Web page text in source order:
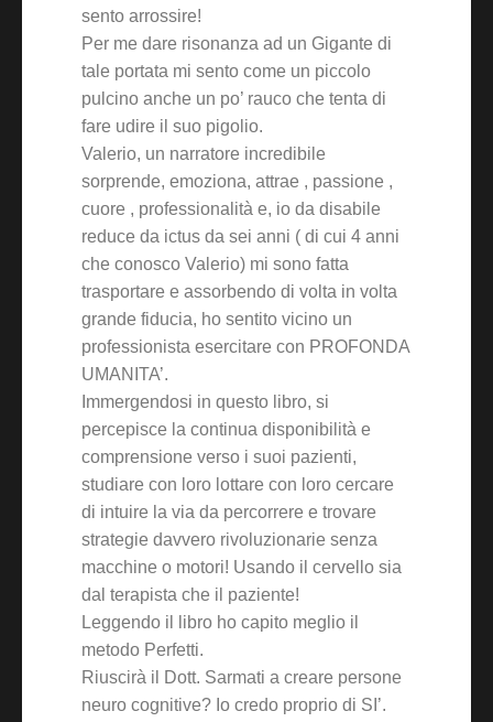
sento arrossire!
Per me dare risonanza ad un Gigante di
tale portata mi sento come un piccolo
pulcino anche un po’ rauco che tenta di
fare udire il suo pigolio.
Valerio, un narratore incredibile
sorprende, emoziona, attrae , passione ,
cuore , professionalità e, io da disabile
reduce da ictus da sei anni ( di cui 4 anni
che conosco Valerio) mi sono fatta
trasportare e assorbendo di volta in volta
grande fiducia, ho sentito vicino un
professionista esercitare con PROFONDA
UMANITA’.
Immergendosi in questo libro, si
percepisce la continua disponibilità e
comprensione verso i suoi pazienti,
studiare con loro lottare con loro cercare
di intuire la via da percorrere e trovare
strategie davvero rivoluzionarie senza
macchine o motori! Usando il cervello sia
dal terapista che il paziente!
Leggendo il libro ho capito meglio il
metodo Perfetti.
Riuscirà il Dott. Sarmati a creare persone
neuro cognitive? Io credo proprio di SI’.